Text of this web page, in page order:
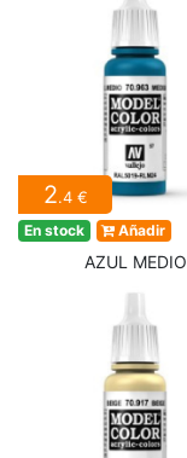
2.4 €
En stock Añadir
AZUL MEDIO